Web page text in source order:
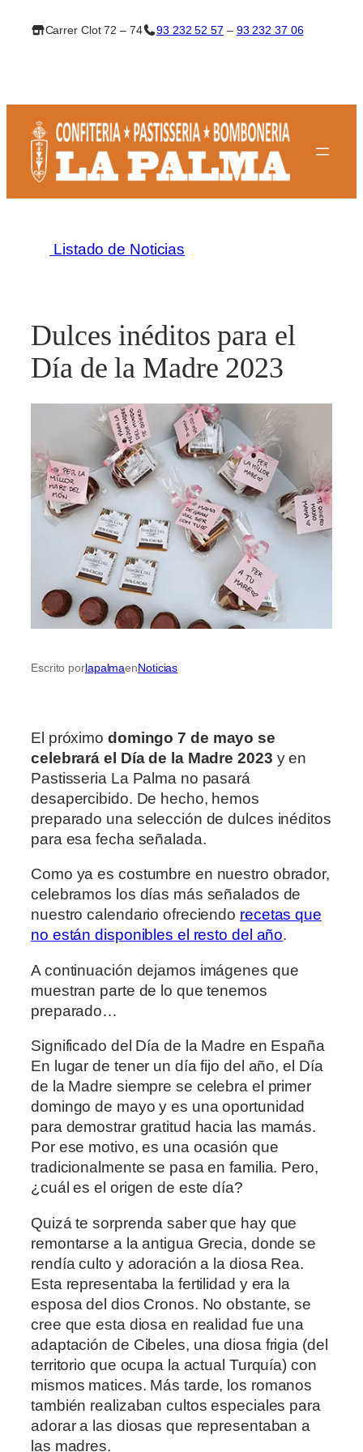
Carrer Clot 72 – 74 93 232 52 57 – 93 232 37 06
Listado de Noticias
Dulces inéditos para el
Día de la Madre 2023
Escrito porlapalmaenNoticias
El próximo domingo 7 de mayo se
celebrará el Día de la Madre 2023 y en
Pastisseria La Palma no pasará
desapercibido. De hecho, hemos
preparado una selección de dulces inéditos
para esa fecha señalada.
Como ya es costumbre en nuestro obrador,
celebramos los días más señalados de
nuestro calendario ofreciendo recetas que
no están disponibles el resto del año.
A continuación dejamos imágenes que
muestran parte de lo que tenemos
preparado…
Significado del Día de la Madre en España
En lugar de tener un día fijo del año, el Día
de la Madre siempre se celebra el primer
domingo de mayo y es una oportunidad
para demostrar gratitud hacia las mamás.
Por ese motivo, es una ocasión que
tradicionalmente se pasa en familia. Pero,
¿cuál es el origen de este día?
Quizá te sorprenda saber que hay que
remontarse a la antigua Grecia, donde se
rendía culto y adoración a la diosa Rea.
Esta representaba la fertilidad y era la
esposa del dios Cronos. No obstante, se
cree que esta diosa en realidad fue una
adaptación de Cibeles, una diosa frigia (del
territorio que ocupa la actual Turquía) con
mismos matices. Más tarde, los romanos
también realizaban cultos especiales para
adorar a las diosas que representaban a
las madres.